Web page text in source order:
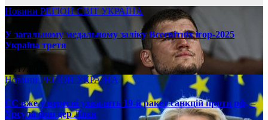
Новини РЕГІОНСВІТ УКРАЇНА
У загальному медальному заліку Всесвітніх ігор-2025
Україна третя
08.17.2025
НовиниРЕГІОН УКРАЇНА
ЄС вже у вересні ухвалить 19-й ракет санкцій проти рф, –
Урсула фон дер Ляєн